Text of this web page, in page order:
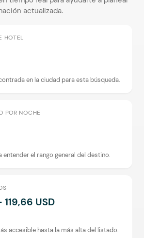
actualizada.
HOTEL
en la ciudad para esta búsqueda.
POR NOCHE
entender el rango general del destino.
USD
accesible hasta la más alta del listado.